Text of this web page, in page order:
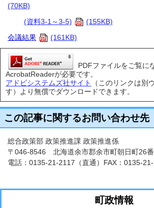
(70KB)
(資料3-1～3-5)
(155KB)
会議結果
(161KB)
PDFファイルをご覧に
AcrobatReaderが必要です。
アドビシステムズ社サイト
（このリンクは別
す）より無償でダウンロードできます。
この記事に関するお問い合わせ先
総合政策部 政策推進課 政策推進係
〒046-8546 北海道余市郡余市町朝日町26
電話： 0135-21-2117 （直通）FAX：0135-
町政情報